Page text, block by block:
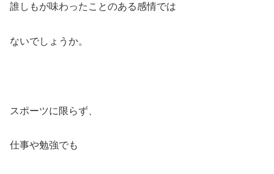
誰しもが味わったことのある感情では
ないでしょうか。
スポーツに限らず、
仕事や勉強でも